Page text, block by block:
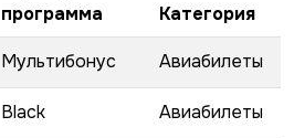
программа
Категория
Мультибонус Авиабилеты
Black Авиабилеты